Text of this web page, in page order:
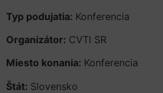
Typ podujatia: Konferencia
Organizátor: CVTI SR
Miesto konania: Konferencia
Štát: Slovensko